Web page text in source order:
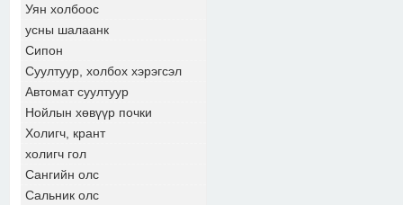
Уян холбоос
усны шалаанк
Сипон
Суултуур, холбох хэрэгсэл
Автомат суултуур
Нойлын хөвүүр почки
Холигч, крант
холигч гол
Сангийн олс
Сальник олс